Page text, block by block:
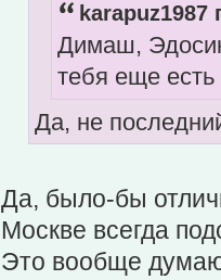
karapuz1987
Димаш,
тебя еще
Да, не
Да, было-бы
Москве всегда
Это вообще